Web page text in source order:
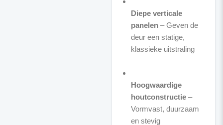
Diepe verticale
panelen– Geven de
deur een statige,
klassieke uitstraling
Hoogwaardige
houtconstructie–
Vormvast, duurzaam
en stevig